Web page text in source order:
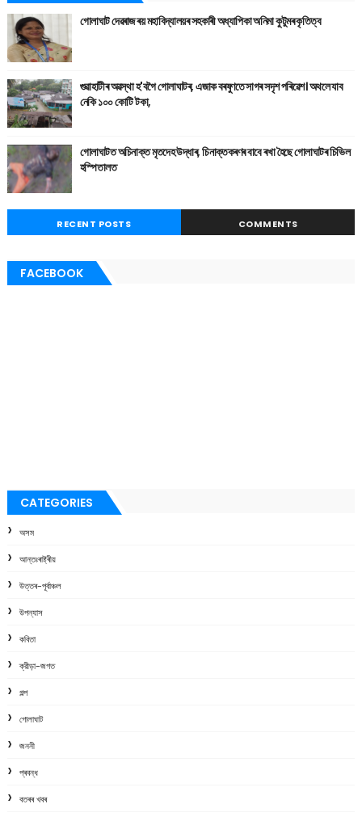
গোলাঘাট দেৱৰাজ ৰয় মহাবিদ্যালয়ৰ সহকাৰী অধ্যাপিকা অনিমা কুটুমৰ কৃতিত্ব
গুৱাহাটীৰ অৱস্থা হ'বগৈ গোলাঘাটৰ, এজাক বৰষুণতে সাগৰ সদৃশ পৰিৱেশ। অথলে যাব
নেকি ১০০ কোটি টকা,
গোলাঘাটত অচিনাক্ত মৃতদেহ উদ্ধাৰ, চিনাক্তকৰণৰ বাবে ৰখা হৈছে গোলাঘাটৰ চিভিল
হস্পিতালত
RECENT POSTS COMMENTS
FACEBOOK
CATEGORIES
অসম
আন্তঃৰাষ্ট্ৰীয়
উত্তৰ-পূৰ্বাঞ্চল
উপন্যাস
কবিতা
ক্রীড়া-জগত
গল্প
গোলাঘাট
জননী
প্ৰবন্ধ
বতৰৰ খবৰ